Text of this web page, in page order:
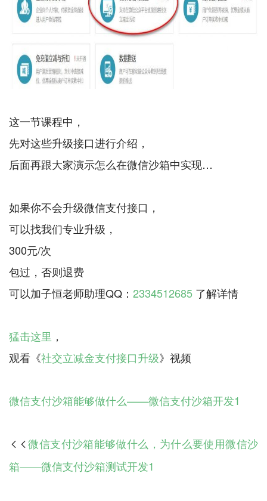
这一节课程中，
先对这些升级接口进行介绍，
后面再跟大家演示怎么在微信沙箱中实现…
如果你不会升级微信支付接口，
可以找我们专业升级，
300元/次
包过，否则退费
可以加子恒老师助理QQ： 2334512685 了解详情
猛击这里 ，
观看《社交立减金支付接口升级》视频
微信支付沙箱能够做什么——微信支付沙箱开发1
 微信支付沙箱能够做什么，为什么要使用微信沙
箱——微信支付沙箱测试开发1